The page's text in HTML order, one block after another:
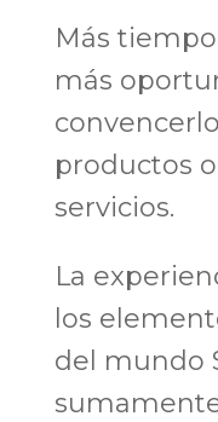
Más
más
productos
servicios.
La
los
del mundo